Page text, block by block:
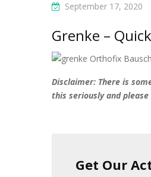
September 17, 2020
Grenke –
Disclaimer: There is
this seriously and please
Get Our